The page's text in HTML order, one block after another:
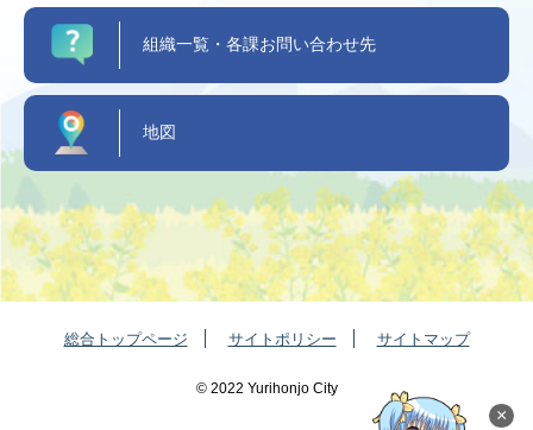
×
組織一覧・各課お問い合わせ先
地図
総合トップページ サイトポリシー サイトマップ
©️ 2022 Yurihonjo City